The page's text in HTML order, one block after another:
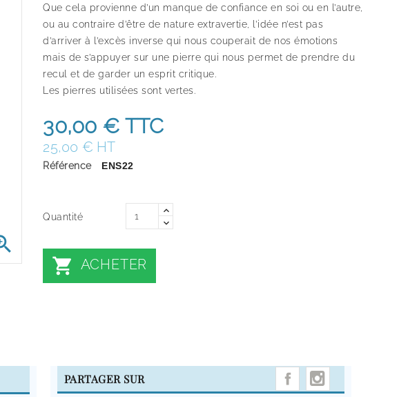
Que cela provienne d’un manque de confiance en soi ou en l’autre,
ou au contraire d’être de nature extravertie, l’idée n’est pas
d’arriver à l’excès inverse qui nous couperait de nos émotions
mais de s’appuyer sur une pierre qui nous permet de prendre du
recul et de garder un esprit critique.
Les pierres utilisées sont vertes.
30,00 € TTC
25,00 € HT
Référence ENS22
Quantité
 ACHETER
PARTAGER SUR